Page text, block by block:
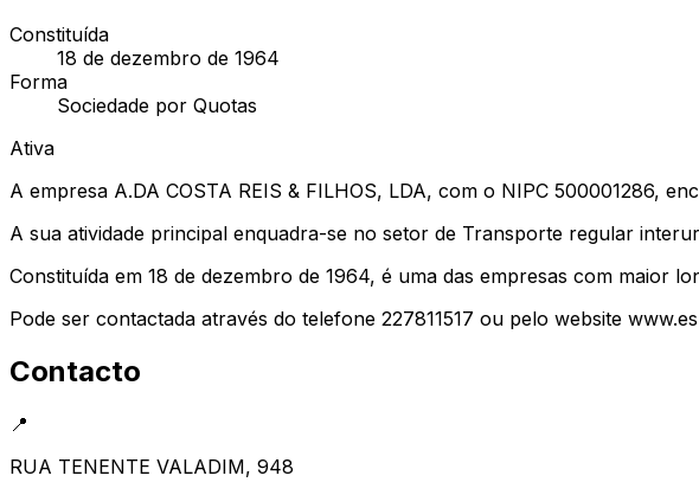
Constituída
18 de dezembro de 1964
Forma
Sociedade por Quotas
Ativa
A empresa A.DA COSTA REIS & FILHOS, LDA, com o NIPC 500001286,
A sua atividade principal enquadra-se no setor de Transporte regular
Constituída em 18 de dezembro de 1964, é uma das empresas com maior
Pode ser contactada através do telefone 227811517 ou pelo website
Contacto
📍
RUA TENENTE VALADIM, 948